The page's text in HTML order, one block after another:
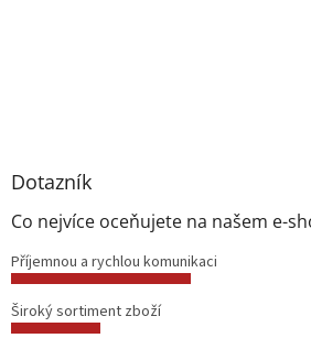
Dotazník
Co nejvíce oceňujete na našem e-
Příjemnou a rychlou komunikaci
Široký sortiment zboží